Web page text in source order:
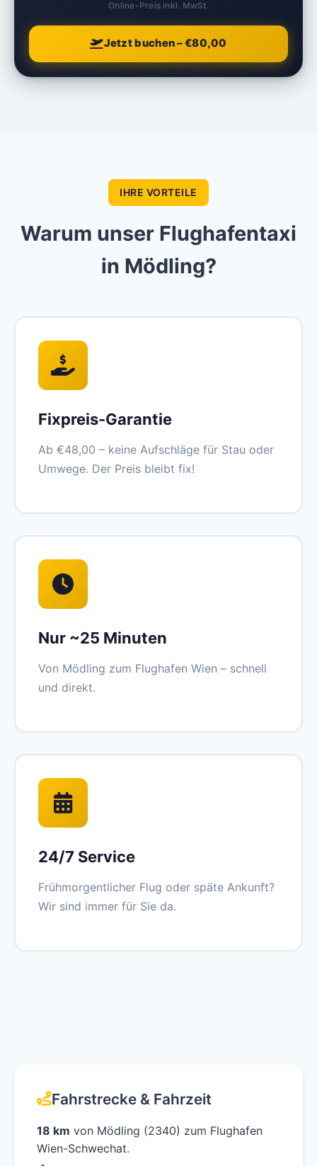
Online-Preis inkl. MwSt.
Jetzt buchen – €80,00
IHRE VORTEILE
Warum unser Flughafentaxi
in Mödling?
Fixpreis-Garantie
Ab €48,00 – keine Aufschläge für Stau oder
Umwege. Der Preis bleibt fix!
Nur ~25 Minuten
Von Mödling zum Flughafen Wien – schnell
und direkt.
24/7 Service
Frühmorgentlicher Flug oder späte Ankunft?
Wir sind immer für Sie da.
Fahrstrecke & Fahrzeit
18 km von Mödling (2340) zum Flughafen
Wien-Schwechat.